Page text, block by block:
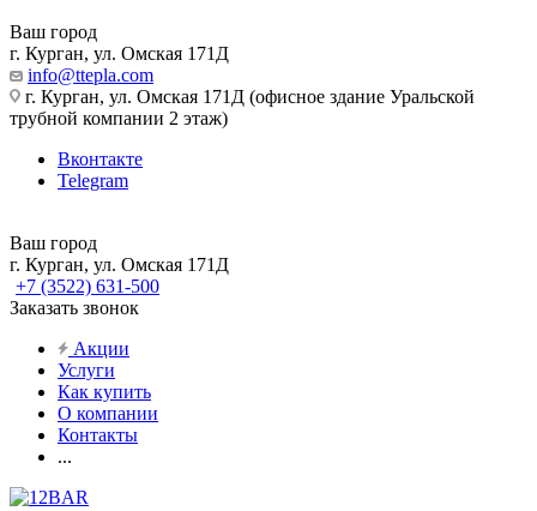
Ваш город
г. Курган, ул. Омская 171Д
info@ttepla.com
г. Курган, ул. Омская 171Д (офисное здание Уральской
трубной компании 2 этаж)
Вконтакте
Telegram
Ваш город
г. Курган, ул. Омская 171Д
+7 (3522) 631-500
Заказать звонок
Акции
Услуги
Как купить
О компании
Контакты
...